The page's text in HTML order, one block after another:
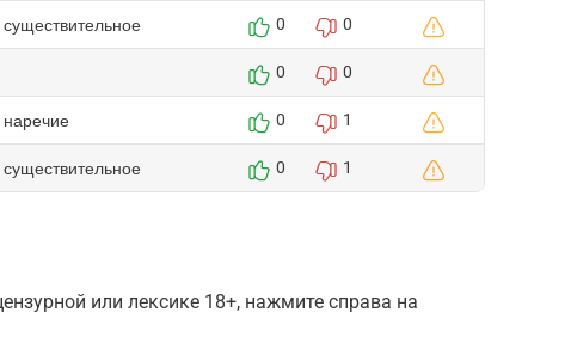
существительное 0 0
0 0
наречие 0 1
существительное 0 1
или лексике 18+, нажмите справа на